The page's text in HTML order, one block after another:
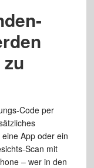
Code per
App oder ein
Scan mit
– wer in den